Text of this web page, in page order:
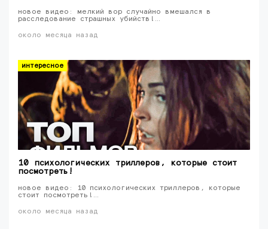
новое видео: мелкий вор случайно вмешался в
расследование страшных убийств!…
около месяца назад
интересное
10 психологических триллеров, которые стоит
посмотреть!
новое видео: 10 психологических триллеров, которые
стоит посмотреть!…
около месяца назад